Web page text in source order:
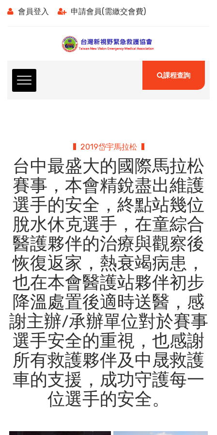
會員登入 申請會員(需繳交會費)
課程查詢
2019岱宇馬拉松
台中最盛大的國際馬拉松
賽事，本會精銳盡出維護
選手的安全，終點站幾位
脫水休克選手，在童綜合
醫護夥伴的治療與觀察後
恢復返家，熱衰竭病患，
也在本會醫護站夥伴初步
降溫處置後適時送醫，感
謝主辦/承辦單位對於賽事
選手安全的重視，也感謝
所有救護夥伴及中晟救護
車的支援，成功守護每一
位選手的安全。